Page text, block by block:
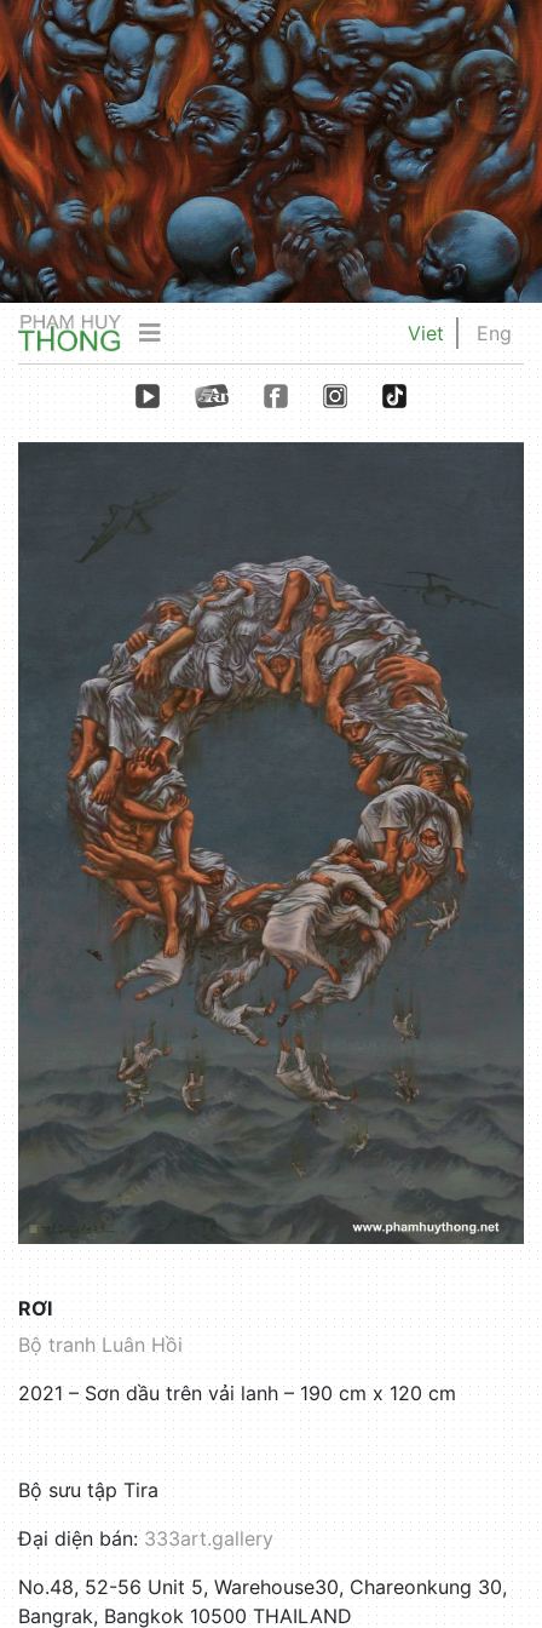
Viet Eng
RƠI
Bộ tranh Luân Hồi
2021 – Sơn dầu trên vải lanh – 190 cm x 120 cm
Bộ sưu tập Tira
Đại diện bán: 333art.gallery
No.48, 52-56 Unit 5, Warehouse30, Chareonkung 30,
Bangrak, Bangkok 10500 THAILAND